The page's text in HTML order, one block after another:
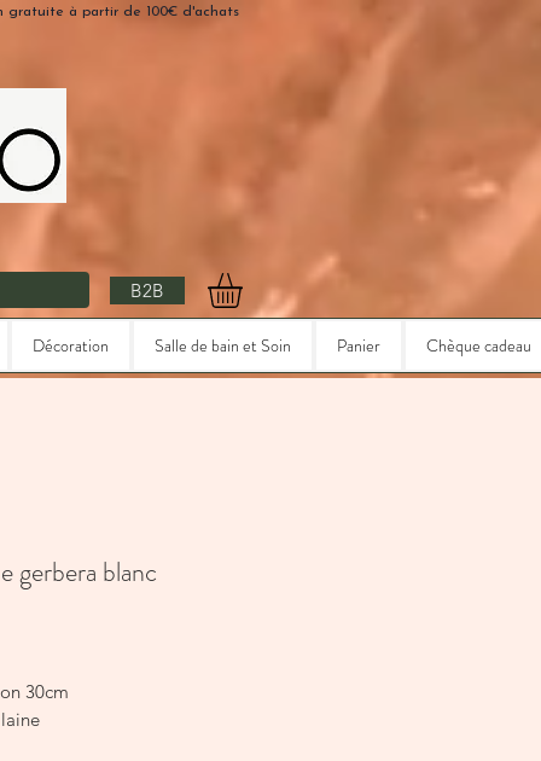
gratuite à partir de 100€ d'achats
B2B
Décoration Salle de bain et Soin Panier Chèque cadeau
gerbera blanc
30cm